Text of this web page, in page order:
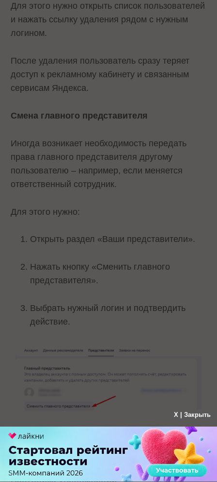
Для этого нужно открыть список пользователей
и нажать ссылку удаления рядом с нужным
логином.
После удаления пользователь сразу теряет
доступ к рекламному кабинету и связанным
сервисам Яндекса.
Смена главного представителя
Иногда возникает необходимость передать
права главного представителя другому
пользователю – например, если меняется
ответственный сотрудник.
Для этого нужно:
Открыть раздел «Ваши представители».
Нажать кнопку «Сменить главного
представителя».
Выбрать нужный логин и подтвердить
действие.
После этого выбранный пользователь получит
расширенные права управления доступами.
X | Закрыть